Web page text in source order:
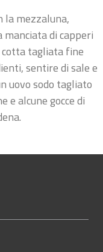
la mezzaluna,
manciata di capperi
tagliata fine
sentire di sale e
uovo sodo tagliato
e alcune gocce di